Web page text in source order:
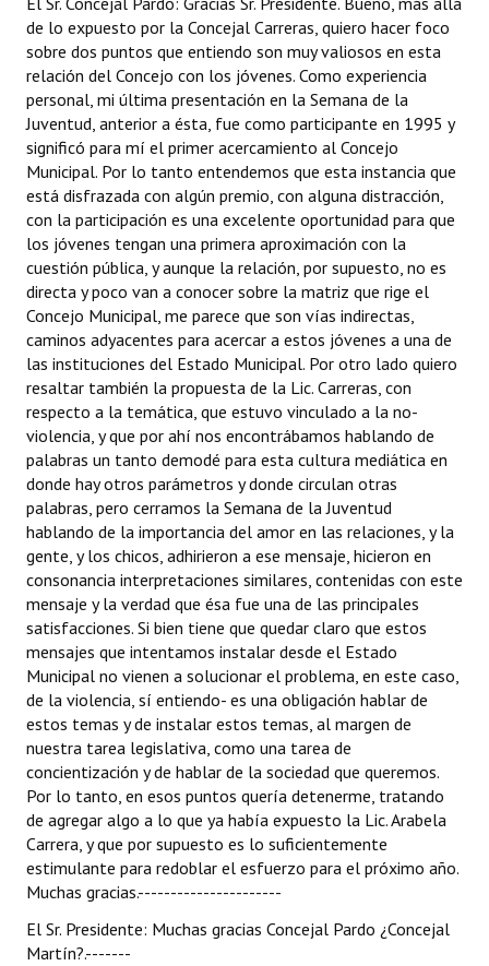
de lo expuesto por la Concejal Carreras, quiero hacer foco
sobre dos puntos que entiendo son muy valiosos en esta
relación del Concejo con los jóvenes. Como experiencia
personal, mi última presentación en la Semana de la
Juventud, anterior a ésta, fue como participante en 1995 y
significó para mí el primer acercamiento al Concejo
Municipal. Por lo tanto entendemos que esta instancia que
está disfrazada con algún premio, con alguna distracción,
con la participación es una excelente oportunidad para que
los jóvenes tengan una primera aproximación con la
cuestión pública, y aunque la relación, por supuesto, no es
directa y poco van a conocer sobre la matriz que rige el
Concejo Municipal, me parece que son vías indirectas,
caminos adyacentes para acercar a estos jóvenes a una de
las instituciones del Estado Municipal. Por otro lado quiero
resaltar también la propuesta de la Lic. Carreras, con
respecto a la temática, que estuvo vinculado a la no-
violencia, y que por ahí nos encontrábamos hablando de
palabras un tanto demodé para esta cultura mediática en
donde hay otros parámetros y donde circulan otras
palabras, pero cerramos la Semana de la Juventud
hablando de la importancia del amor en las relaciones, y la
gente, y los chicos, adhirieron a ese mensaje, hicieron en
consonancia interpretaciones similares, contenidas con este
mensaje y la verdad que ésa fue una de las principales
satisfacciones. Si bien tiene que quedar claro que estos
mensajes que intentamos instalar desde el Estado
Municipal no vienen a solucionar el problema, en este caso,
de la violencia, sí entiendo- es una obligación hablar de
estos temas y de instalar estos temas, al margen de
nuestra tarea legislativa, como una tarea de
concientización y de hablar de la sociedad que queremos.
Por lo tanto, en esos puntos quería detenerme, tratando
de agregar algo a lo que ya había expuesto la Lic. Arabela
Carrera, y que por supuesto es lo suficientemente
estimulante para redoblar el esfuerzo para el próximo año.
Muchas gracias.----------------------
El Sr. Presidente: Muchas gracias Concejal Pardo ¿Concejal
Martín?.-------